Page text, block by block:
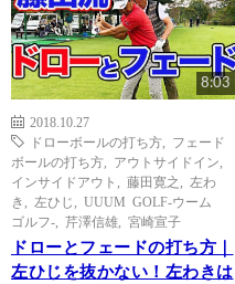
8:03
2018.10.27
ドローボールの打ち方
フェード
ボールの打ち方
アウトサイドイン
インサイドアウト
藤田寛之
左わ
き
左ひじ
UUUM GOLF-ウーム
ゴルフ-
芹澤信雄 宮崎宣子
ドローとフェードの打ち方｜
左ひじを抜かない！左わきは